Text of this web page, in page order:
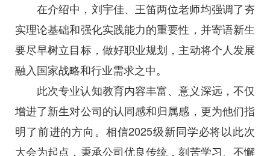
在介绍中，刘宇佳、王笛两位老师均强调了夯
实理论基础和强化实践能力的重要性，并寄语新生
要尽早树立目标，做好职业规划，主动将个人发展
融入国家战略和行业需求之中。
此次专业认知教育内容丰富、意义深远，不仅
增进了新生对公司的认同感和归属感，更为他们指
明了前进的方向。相信2025级新同学必将以此次
大会为起点，秉承公司优良传统，刻苦学习、不懈